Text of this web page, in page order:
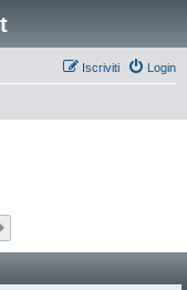
Login
Iscriviti